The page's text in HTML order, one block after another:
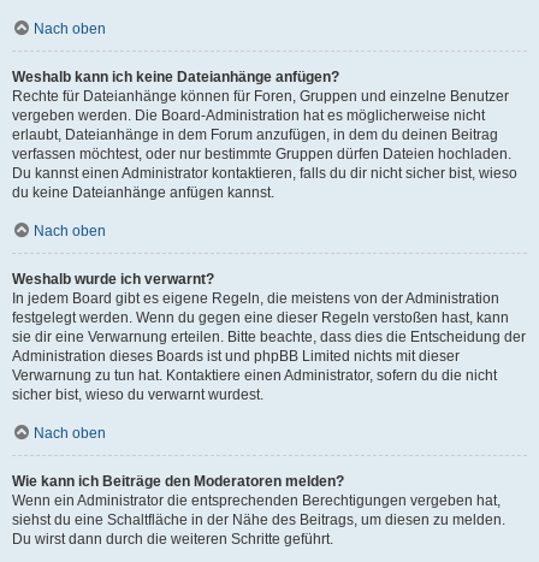
Nach oben
Weshalb kann ich keine Dateianhänge anfügen?
Rechte für Dateianhänge können für Foren, Gruppen und einzelne Benutzer
vergeben werden. Die Board-Administration hat es möglicherweise nicht
erlaubt, Dateianhänge in dem Forum anzufügen, in dem du deinen Beitrag
verfassen möchtest, oder nur bestimmte Gruppen dürfen Dateien hochladen.
Du kannst einen Administrator kontaktieren, falls du dir nicht sicher bist, wieso
du keine Dateianhänge anfügen kannst.
Nach oben
Weshalb wurde ich verwarnt?
In jedem Board gibt es eigene Regeln, die meistens von der Administration
festgelegt werden. Wenn du gegen eine dieser Regeln verstoßen hast, kann
sie dir eine Verwarnung erteilen. Bitte beachte, dass dies die Entscheidung der
Administration dieses Boards ist und phpBB Limited nichts mit dieser
Verwarnung zu tun hat. Kontaktiere einen Administrator, sofern du die nicht
sicher bist, wieso du verwarnt wurdest.
Nach oben
Wie kann ich Beiträge den Moderatoren melden?
Wenn ein Administrator die entsprechenden Berechtigungen vergeben hat,
siehst du eine Schaltfläche in der Nähe des Beitrags, um diesen zu melden.
Du wirst dann durch die weiteren Schritte geführt.